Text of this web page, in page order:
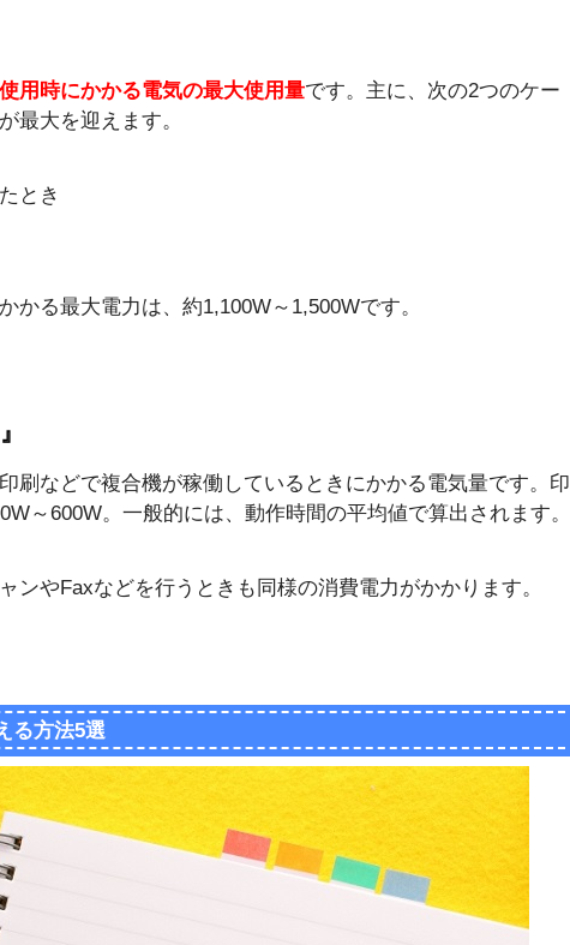
用時にかかる電気の最大使用量です。主に、次の2つのケー
最大を迎えます。
とき
かる最大電力は、約1,100W～1,500Wです。
刷などで複合機が稼働しているときにかかる電気量です。印
～600W。一般的には、動作時間の平均値で算出されます。
ンやFaxなどを行うときも同様の消費電力がかかります。
る方法5選